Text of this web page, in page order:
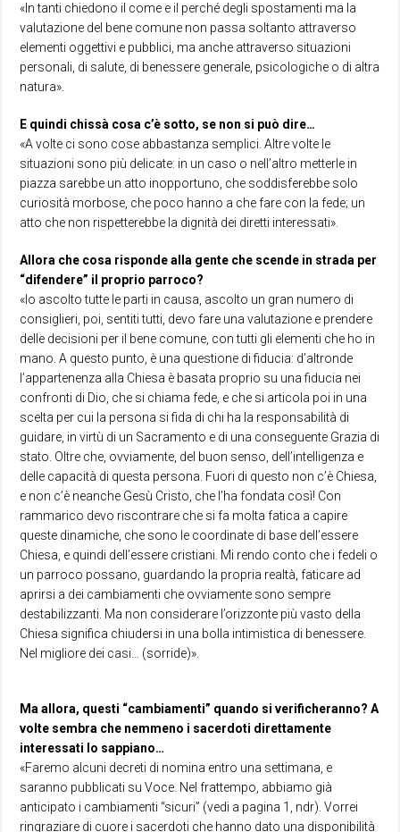
«In tanti chiedono il come e il perché degli spostamenti ma la
valutazione del bene comune non passa soltanto attraverso
elementi oggettivi e pubblici, ma anche attraverso situazioni
personali, di salute, di benessere generale, psicologiche o di altra
natura».
E quindi chissà cosa c’è sotto, se non si può dire…
«A volte ci sono cose abbastanza semplici. Altre volte le
situazioni sono più delicate: in un caso o nell’altro metterle in
piazza sarebbe un atto inopportuno, che soddisferebbe solo
curiosità morbose, che poco hanno a che fare con la fede; un
atto che non rispetterebbe la dignità dei diretti interessati».
Allora che cosa risponde alla gente che scende in strada per
“difendere” il proprio parroco?
«Io ascolto tutte le parti in causa, ascolto un gran numero di
consiglieri, poi, sentiti tutti, devo fare una valutazione e prendere
delle decisioni per il bene comune, con tutti gli elementi che ho in
mano. A questo punto, è una questione di fiducia: d’altronde
l’appartenenza alla Chiesa è basata proprio su una fiducia nei
confronti di Dio, che si chiama fede, e che si articola poi in una
scelta per cui la persona si fida di chi ha la responsabilità di
guidare, in virtù di un Sacramento e di una conseguente Grazia di
stato. Oltre che, ovviamente, del buon senso, dell’intelligenza e
delle capacità di questa persona. Fuori di questo non c’è Chiesa,
e non c’è neanche Gesù Cristo, che l’ha fondata così! Con
rammarico devo riscontrare che si fa molta fatica a capire
queste dinamiche, che sono le coordinate di base dell’essere
Chiesa, e quindi dell’essere cristiani. Mi rendo conto che i fedeli o
un parroco possano, guardando la propria realtà, faticare ad
aprirsi a dei cambiamenti che ovviamente sono sempre
destabilizzanti. Ma non considerare l’orizzonte più vasto della
Chiesa significa chiudersi in una bolla intimistica di benessere.
Nel migliore dei casi… (sorride)».
Ma allora, questi “cambiamenti” quando si verificheranno? A
volte sembra che nemmeno i sacerdoti direttamente
interessati lo sappiano…
«Faremo alcuni decreti di nomina entro una settimana, e
saranno pubblicati su Voce. Nel frattempo, abbiamo già
anticipato i cambiamenti “sicuri” (vedi a pagina 1, ndr). Vorrei
ringraziare di cuore i sacerdoti che hanno dato una disponibilità